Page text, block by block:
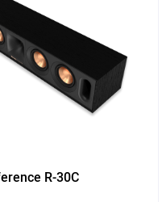
R-30C